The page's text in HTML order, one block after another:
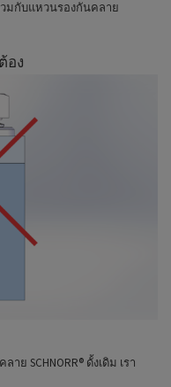
มกับแหวนรองกันคลาย
อง
SCHNORR® ดั้งเดิม เรา